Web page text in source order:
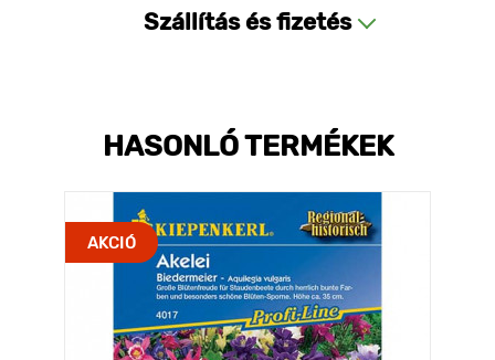
Szállítás és fizetés
HASONLÓ TERMÉKEK
AKCIÓ